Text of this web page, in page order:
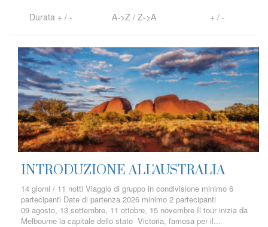
Durata + / - A->Z / Z->A + / -
INTRODUZIONE ALL'AUSTRALIA
14 giorni / 11 notti Viaggio di gruppo in condivisione minimo 6
partecipanti Date di partenza 2026 minimo 2 partecipanti
09 agosto, 13 settembre, 11 ottobre, 15 novembre Il tour inizia da
Melbourne la capitale dello stato Victoria, famosa per il...